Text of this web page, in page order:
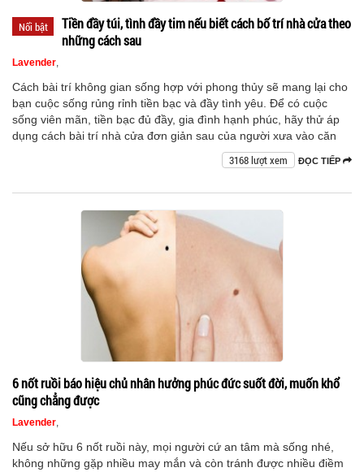
Nổi bật
Tiền đầy túi, tình đầy tim nếu biết cách bố trí nhà cửa theo
những cách sau
Lavender,
Cách bài trí không gian sống hợp với phong thủy sẽ mang lại cho
bạn cuộc sống rủng rỉnh tiền bạc và đầy tình yêu. Để có cuộc
sống viên mãn, tiền bạc đủ đầy, gia đình hạnh phúc, hãy thử áp
dụng cách bài trí nhà cửa đơn giản sau của người xưa vào căn
ĐỌC TIẾP
3168 lượt xem
6 nốt ruồi báo hiệu chủ nhân hưởng phúc đức suốt đời, muốn khổ
cũng chẳng được
Lavender,
Nếu sở hữu 6 nốt ruồi này, mọi người cứ an tâm mà sống nhé,
không những gặp nhiều may mắn và còn tránh được nhiều điềm